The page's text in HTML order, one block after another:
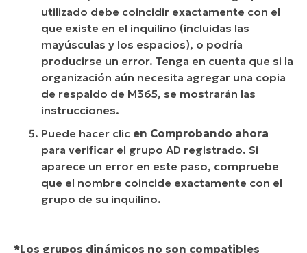
utilizado debe coincidir exactamente con el
que existe en el inquilino (incluidas las
mayúsculas y los espacios), o podría
producirse un error. Tenga en cuenta que si la
organización aún necesita agregar una copia
de respaldo de M365, se mostrarán las
instrucciones.
Puede hacer clic en Comprobando ahora
para verificar el grupo AD registrado. Si
aparece un error en este paso, compruebe
que el nombre coincide exactamente con el
grupo de su inquilino.
*Los grupos dinámicos no son compatibles